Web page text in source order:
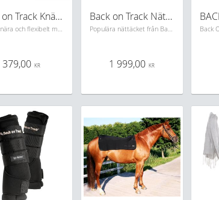
Back on Track Knäskydd med spänne
379,00 KR
Back on Track Nättäcke
1 999,00 KR